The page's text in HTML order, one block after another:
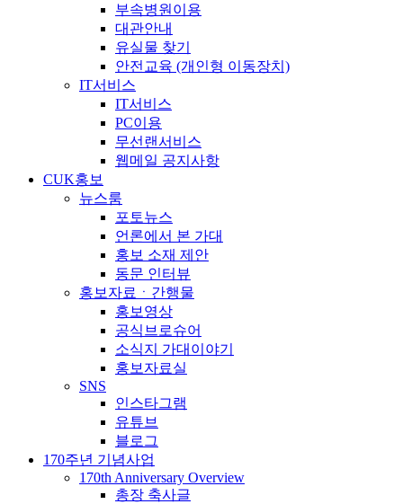
부속병원이용
대관안내
유실물 찾기
안전교육 (개인형 이동장치)
IT서비스
IT서비스
PC이용
무선랜서비스
웹메일 공지사항
CUK홍보
뉴스룸
포토뉴스
언론에서 본 가대
홍보 소재 제안
동문 인터뷰
홍보자료ㆍ간행물
홍보영상
공식브로슈어
소식지 가대이야기
홍보자료실
SNS
인스타그램
유튜브
블로그
170주년 기념사업
170th Anniversary Overview
총장 축사글